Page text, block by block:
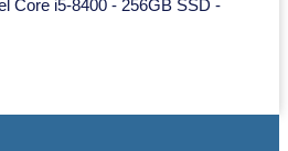
Core i5-8400 - 256GB SSD -